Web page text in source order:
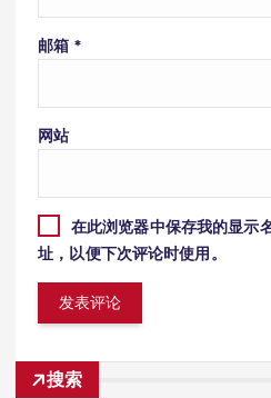
邮箱 *
网站
在此浏览器中保存我的显示
址，以便下次评论时使用。
搜索